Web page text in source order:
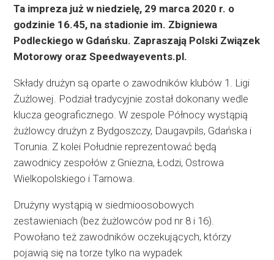
Ta impreza już w niedzielę, 29 marca 2020 r. o
godzinie 16.45, na stadionie im. Zbigniewa
Podleckiego w Gdańsku. Zapraszają Polski Związek
Motorowy oraz Speedwayevents.pl.
Składy drużyn są oparte o zawodników klubów 1. Ligi
Żużlowej. Podział tradycyjnie został dokonany wedle
klucza geograficznego. W zespole Północy wystąpią
żużlowcy drużyn z Bydgoszczy, Daugavpils, Gdańska i
Torunia. Z kolei Południe reprezentować będą
zawodnicy zespołów z Gniezna, Łodzi, Ostrowa
Wielkopolskiego i Tarnowa.
Drużyny wystąpią w siedmioosobowych
zestawieniach (bez żużlowców pod nr 8 i 16).
Powołano też zawodników oczekujących, którzy
pojawią się na torze tylko na wypadek